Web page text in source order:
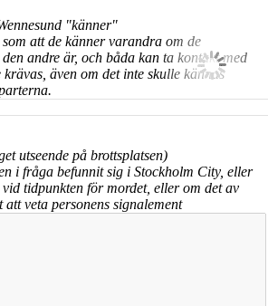
"känner"
att de känner varandra om de
andre är, och båda kan ta kontakt med
även om det inte skulle kännas
utseende på brottsplatsen)
i fråga befunnit sig i Stockholm City, eller
tidpunkten för mordet, eller om det av
veta personens signalement